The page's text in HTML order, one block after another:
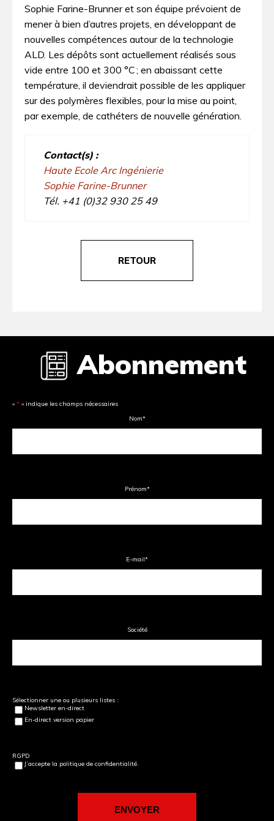
Sophie Farine-Brunner et son équipe prévoient de
mener à bien d’autres projets, en développant de
nouvelles compétences autour de la technologie
ALD. Les dépôts sont actuellement réalisés sous
vide entre 100 et 300 °­C ; en abaissant cette
température, il deviendrait possible de les appliquer
sur des polymères flexibles, pour la mise au point,
par exemple, de cathéters de nouvelle génération.
Contact(s) :
Haute Ecole Arc Ingénierie
Sophie Farine-Brunner
Tél. +41 (0)32 930 25 49
RETOUR
Abonnement
« * » indique les champs nécessaires
Nom*
Prénom*
E-mail*
Société
Sélectionner une ou plusieurs listes :
Newsletter en-direct
En-direct version papier
RGPD
J’accepte la politique de confidentialité.